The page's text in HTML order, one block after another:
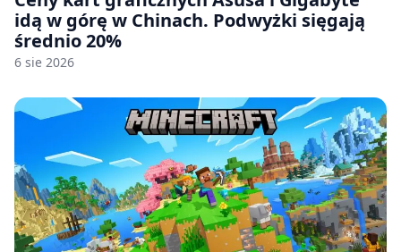
idą w górę w Chinach. Podwyżki sięgają
średnio 20%
6 sie 2026